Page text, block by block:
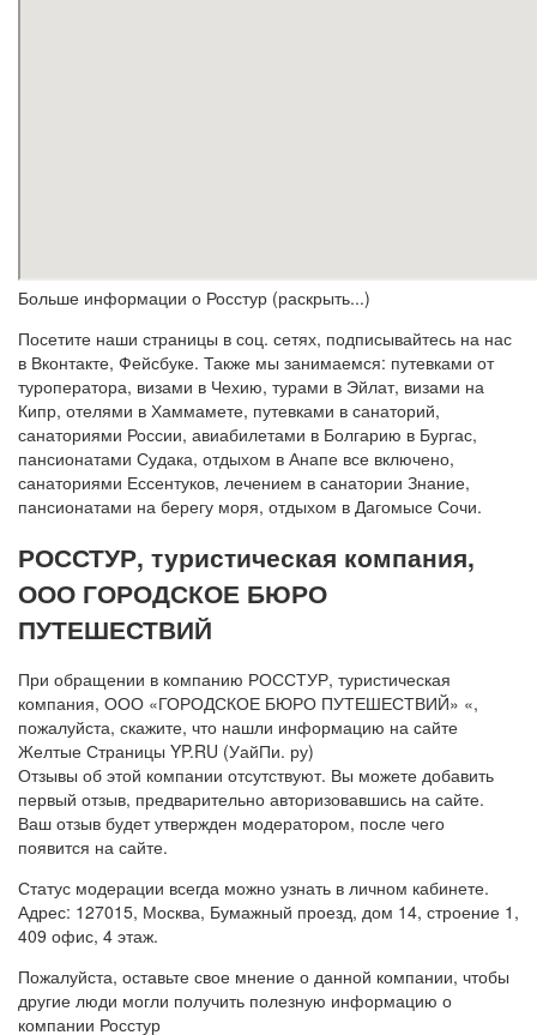
Больше информации о Росстур (раскрыть...)
Посетите наши страницы в соц. сетях, подписывайтесь на нас
в Вконтакте, Фейсбуке. Также мы занимаемся: путевками от
туроператора, визами в Чехию, турами в Эйлат, визами на
Кипр, отелями в Хаммамете, путевками в санаторий,
санаториями России, авиабилетами в Болгарию в Бургас,
пансионатами Судака, отдыхом в Анапе все включено,
санаториями Ессентуков, лечением в санатории Знание,
пансионатами на берегу моря, отдыхом в Дагомысе Сочи.
РОССТУР, туристическая компания,
ООО ГОРОДСКОЕ БЮРО
ПУТЕШЕСТВИЙ
При обращении в компанию РОССТУР, туристическая
компания, ООО «ГОРОДСКОЕ БЮРО ПУТЕШЕСТВИЙ» «,
пожалуйста, скажите, что нашли информацию на сайте
Желтые Страницы YP.RU (УайПи. ру)
Отзывы об этой компании отсутствуют. Вы можете добавить
первый отзыв, предварительно авторизовавшись на сайте.
Ваш отзыв будет утвержден модератором, после чего
появится на сайте.
Статус модерации всегда можно узнать в личном кабинете.
Адрес: 127015, Москва, Бумажный проезд, дом 14, строение 1,
409 офис, 4 этаж.
Пожалуйста, оставьте свое мнение о данной компании, чтобы
другие люди могли получить полезную информацию о
компании Росстур